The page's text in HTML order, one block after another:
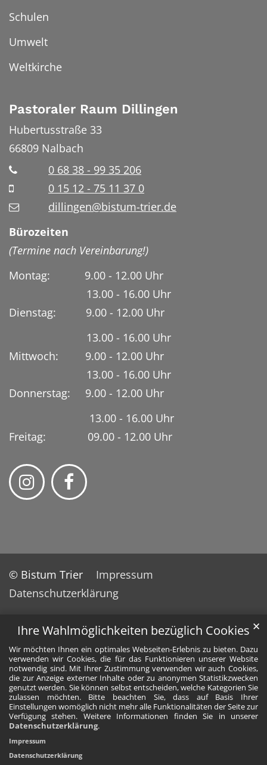
Ihre Wahlmöglichkeiten bezüglich Cookies
Wir möchten Ihnen ein optimales Webseiten-Erlebnis zu bieten. Dazu
verwenden wir Cookies, die für das Funktionieren unserer Website
notwendig sind. Mit Ihrer Zustimmung verwenden wir auch Cookies,
die zur Anzeige externer Inhalte oder zu anonymen Statistikzwecken
genutzt werden. Sie können selbst entscheiden, welche Kategorien Sie
zulassen möchten. Bitte beachten Sie, dass auf Basis Ihrer
Einstellungen womöglich nicht mehr alle Funktionalitäten der Seite zur
Verfügung stehen. Weitere Informationen finden Sie in unserer
Datenschutzerklärung.
✕
Impressum
Datenschutzerklärung
Schulen
Umwelt
Weltkirche
Pastoraler Raum Dillingen
Hubertusstraße 33
66809 Nalbach
0 68 38 - 99 35 206
0 15 12 - 75 11 37 0
dillingen@bistum-trier.de
Bürozeiten
(Termine nach Vereinbarung!)
Montag: 9.00 - 12.00 Uhr
13.00 - 16.00 Uhr
Dienstag:
9.00 - 12.00 Uhr
13.00 - 16.00 Uhr
Mittwoch: 9.00 - 12.00 Uhr
13.00 - 16.00 Uhr
Donnerstag: 9.00 - 12.00 Uhr
13.00 - 16.00 Uhr
Freitag: 09.00 - 12.00 Uhr
© Bistum Trier
Impressum
Datenschutzerklärung